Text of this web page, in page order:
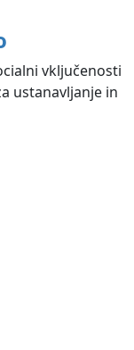
vključenosti
ustanavljanje in